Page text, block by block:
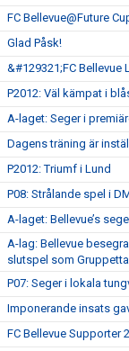
FC Bellevue@Future
Glad Påsk!
&#129321;FC Bellevue
P2012: Väl kämpat i
A-laget: Seger i
Dagens träning är
P2012: Triumf i Lund
P08: Strålande spel i
A-laget: Bellevue’s
A-lag: Bellevue
slutspel som
P07: Seger i lokala
Imponerande insats
FC Bellevue Supporter